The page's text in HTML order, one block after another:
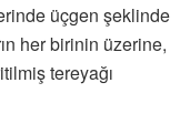
üçgen şeklinde
her birinin üzerine,
tereyağı